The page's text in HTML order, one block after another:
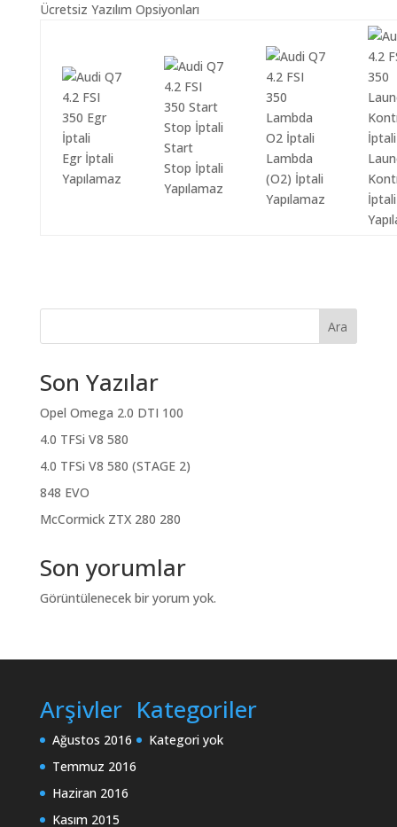
Ücretsiz Yazılım Opsiyonları
Egr İptali
Yapılamaz
Start
Stop İptali
Yapılamaz
Lambda
(O2) İptali
Yapılamaz
İptali
Ara
Son Yazılar
Opel Omega 2.0 DTI 100
4.0 TFSi V8 580
4.0 TFSi V8 580 (STAGE 2)
848 EVO
McCormick ZTX 280 280
Son yorumlar
Görüntülenecek bir yorum yok.
Arşivler
Ağustos 2016
Temmuz 2016
Haziran 2016
Kasım 2015
Kategoriler
Kategori yok